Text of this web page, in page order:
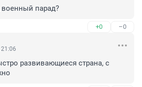
парад?
+0 –0
развивающиеся страна, с